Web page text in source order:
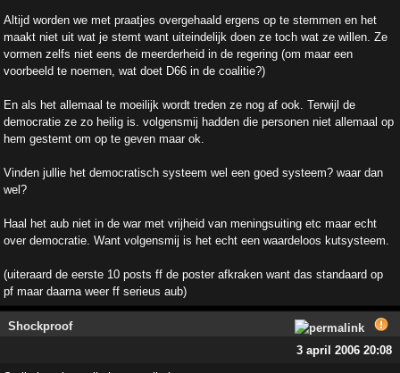
Altijd worden we met praatjes overgehaald ergens op te stemmen en het
maakt niet uit wat je stemt want uiteindelijk doen ze toch wat ze willen. Ze
vormen zelfs niet eens de meerderheid in de regering (om maar een
voorbeeld te noemen, wat doet D66 in de coalitie?)
En als het allemaal te moeilijk wordt treden ze nog af ook. Terwijl de
democratie ze zo heilig is. volgensmij hadden die personen niet allemaal op
hem gestemt om op te geven maar ok.
Vinden jullie het democratisch systeem wel een goed systeem? waar dan
wel?
Haal het aub niet in de war met vrijheid van meningsuiting etc maar echt
over democratie. Want volgensmij is het echt een waardeloos kutsysteem.
(uiteraard de eerste 10 posts ff de poster afkraken want das standaard op
pf maar daarna weer ff serieus aub)
Shockproof
3 april 2006 20:08